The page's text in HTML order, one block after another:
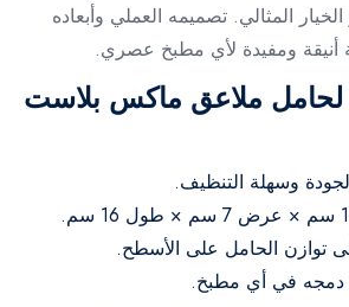
المثالي. تصميمه العملي وأبعاده
أنيقة ومفيدة لأي مطبخ عصري.
لحامل ملاعق ماكس بلاست
وسهلة التنظيف.
توازن الحامل على الأسطح.
في أي مطبخ.